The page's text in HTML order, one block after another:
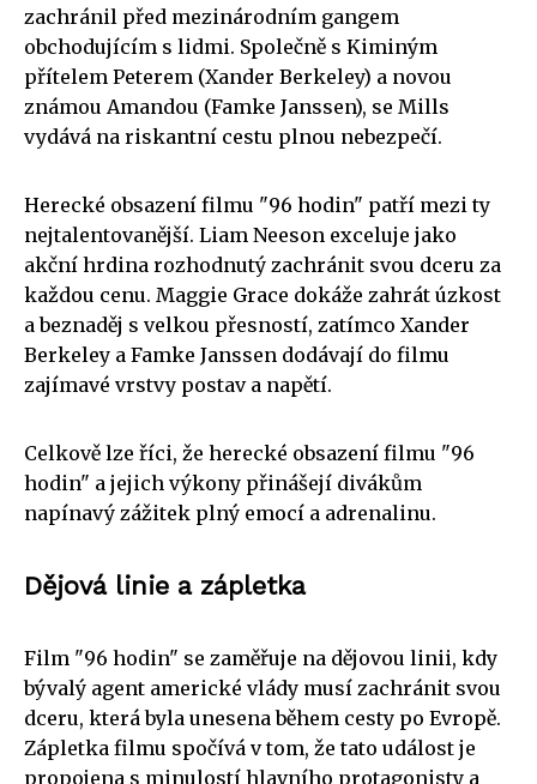
zachránil před mezinárodním gangem
obchodujícím s lidmi. Společně s Kiminým
přítelem Peterem (Xander Berkeley) a novou
známou Amandou (Famke Janssen), se Mills
vydává na riskantní cestu plnou nebezpečí.
Herecké obsazení filmu "96 hodin" patří mezi ty
nejtalentovanější. Liam Neeson exceluje jako
akční hrdina rozhodnutý zachránit svou dceru za
každou cenu. Maggie Grace dokáže zahrát úzkost
a beznaděj s velkou přesností, zatímco Xander
Berkeley a Famke Janssen dodávají do filmu
zajímavé vrstvy postav a napětí.
Celkově lze říci, že herecké obsazení filmu "96
hodin" a jejich výkony přinášejí divákům
napínavý zážitek plný emocí a adrenalinu.
Dějová linie a zápletka
Film "96 hodin" se zaměřuje na dějovou linii, kdy
bývalý agent americké vlády musí zachránit svou
dceru, která byla unesena během cesty po Evropě.
Zápletka filmu spočívá v tom, že tato událost je
propojena s minulostí hlavního protagonisty a